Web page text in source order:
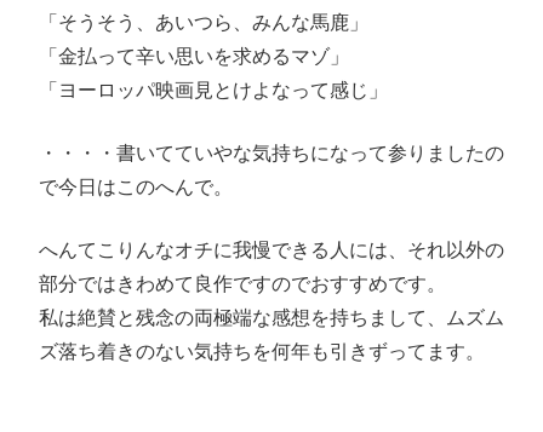
「そうそう、あいつら、みんな馬鹿」
「金払って辛い思いを求めるマゾ」
「ヨーロッパ映画見とけよなって感じ」
・・・・書いてていやな気持ちになって参りましたの
で今日はこのへんで。
へんてこりんなオチに我慢できる人には、それ以外の
部分ではきわめて良作ですのでおすすめです。
私は絶賛と残念の両極端な感想を持ちまして、ムズム
ズ落ち着きのない気持ちを何年も引きずってます。